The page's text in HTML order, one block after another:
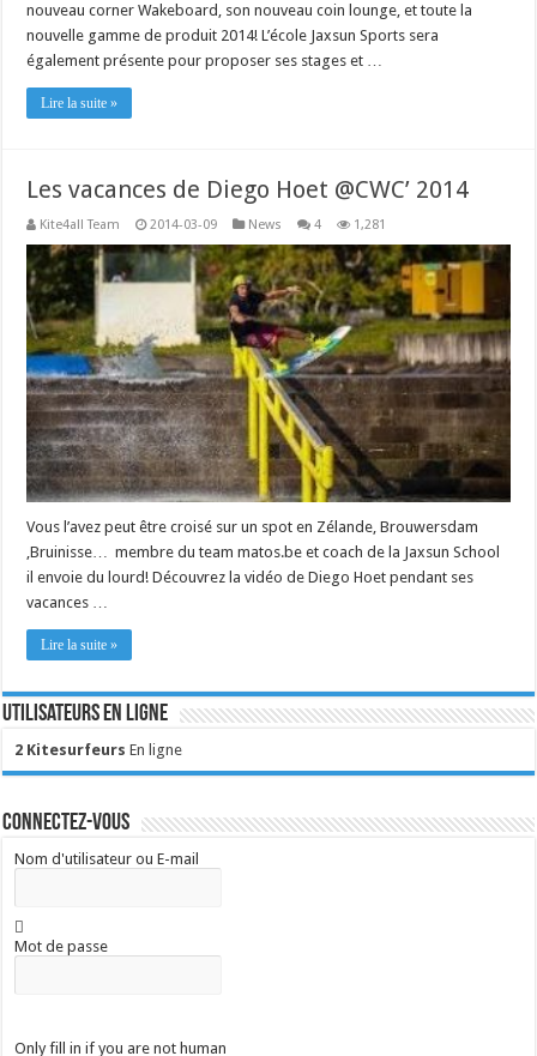
nouveau corner Wakeboard, son nouveau coin lounge, et toute la
nouvelle gamme de produit 2014! L’école Jaxsun Sports sera
également présente pour proposer ses stages et …
Lire la suite »
Les vacances de Diego Hoet @CWC’ 2014
Kite4all Team 2014-03-09 News 4 1,281
Vous l’avez peut être croisé sur un spot en Zélande, Brouwersdam
,Bruinisse… membre du team matos.be et coach de la Jaxsun School
il envoie du lourd! Découvrez la vidéo de Diego Hoet pendant ses
vacances …
Lire la suite »
Utilisateurs en ligne
2 Kitesurfeurs En ligne
Connectez-vous
Nom d'utilisateur ou E-mail
Mot de passe
Only fill in if you are not human